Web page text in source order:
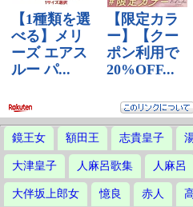
鏡王女 額田王 志貴皇子
大津皇子 人麻呂歌集 人麻呂
大伴坂上郎女 憶良 赤人